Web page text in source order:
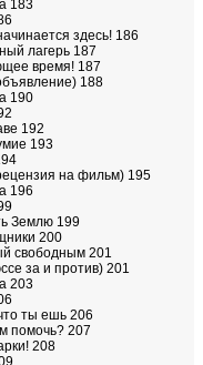
183
здесь! 186
лагерь 187
время! 187
188
190
192
193
на фильм) 195
196
Землю 199
200
свободным 201
за и против) 201
203
ты ешь 206
помочь? 207
208